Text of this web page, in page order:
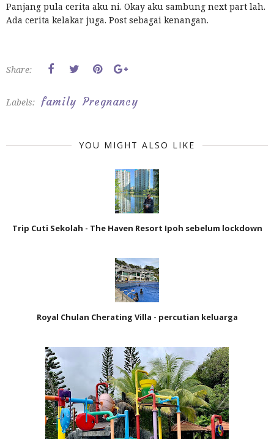
Panjang pula cerita aku ni. Okay aku sambung next part lah.
Ada cerita kelakar juga. Post sebagai kenangan.
Share:
Labels: family Pregnancy
YOU MIGHT ALSO LIKE
Trip Cuti Sekolah - The Haven Resort Ipoh sebelum lockdown
Royal Chulan Cherating Villa - percutian keluarga